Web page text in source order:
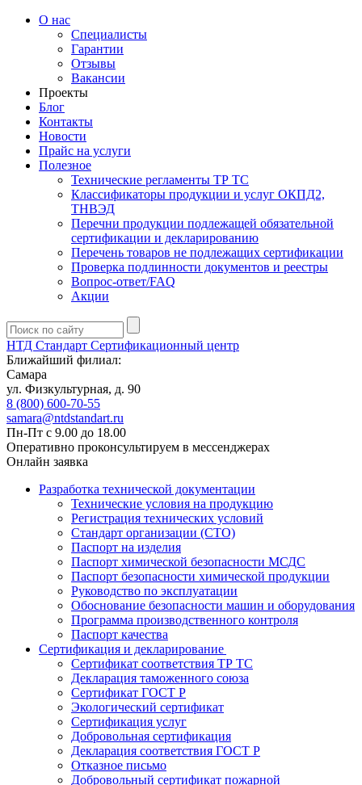
О нас
Специалисты
Гарантии
Отзывы
Вакансии
Проекты
Блог
Контакты
Новости
Прайс на услуги
Полезное
Технические регламенты ТР ТС
Классификаторы продукции и услуг ОКПД2,
ТНВЭД
Перечни продукции подлежащей обязательной
сертификации и декларированию
Перечень товаров не подлежащих сертификации
Проверка подлинности документов и реестры
Вопрос-ответ/FAQ
Акции
НТД Стандарт Сертификационный центр
Ближайший филиал:
Самара
ул. Физкультурная, д. 90
8 (800) 600-70-55
samara@ntdstandart.ru
Пн-Пт с 9.00 до 18.00
Оперативно проконсультируем в мессенджерах
Онлайн заявка
Разработка технической документации
Технические условия на продукцию
Регистрация технических условий
Стандарт организации (СТО)
Паспорт на изделия
Паспорт химической безопасности МСДС
Паспорт безопасности химической продукции
Руководство по эксплуатации
Обоснование безопасности машин и оборудования
Программа производственного контроля
Паспорт качества
Сертификация и декларирование
Сертификат соответствия ТР ТС
Декларация таможенного союза
Сертификат ГОСТ Р
Экологический сертификат
Сертификация услуг
Добровольная сертификация
Декларация соответствия ГОСТ Р
Отказное письмо
Добровольный сертификат пожарной